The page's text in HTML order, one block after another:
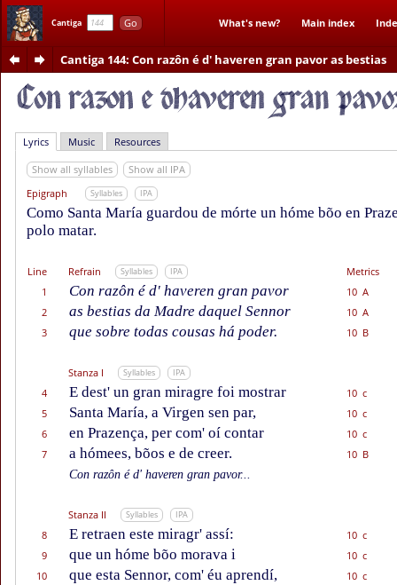
Cantiga Go What's new? Main index
Cantiga 144: Con razôn é d' haveren gran pavor as bestias
Lyrics Music Resources
Show all syllables
Show all IPA
Epigraph
Syllables IPA
Como Santa María guardou de mórte un hóme bõo en
polo matar.
Line Refrain Syllables IPA
Metrics
1
Con razôn é d' haveren gran pavor
10 A
2
as bestias da Madre daquel Sennor
10 A
3
que sobre todas cousas há poder. 10 B
Stanza I Syllables IPA
4 E dest' un gran miragre foi mostrar
10 c
5
Santa María, a Virgen sen par,
10 c
6
en Prazença, per com' oí contar
10 c
7
a hómees, bõos e de creer.
10 B
Con razôn é d' haveren gran pavor...
Stanza II Syllables IPA
8 E retraen este miragr' assí:
10 c
9
que un hóme bõo morava i
10 c
10
que esta Sennor, com' éu aprendí,
10 c